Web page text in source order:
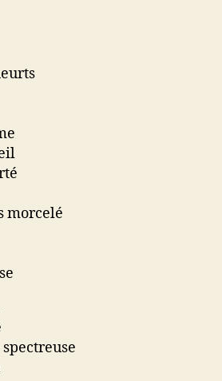
morcelé